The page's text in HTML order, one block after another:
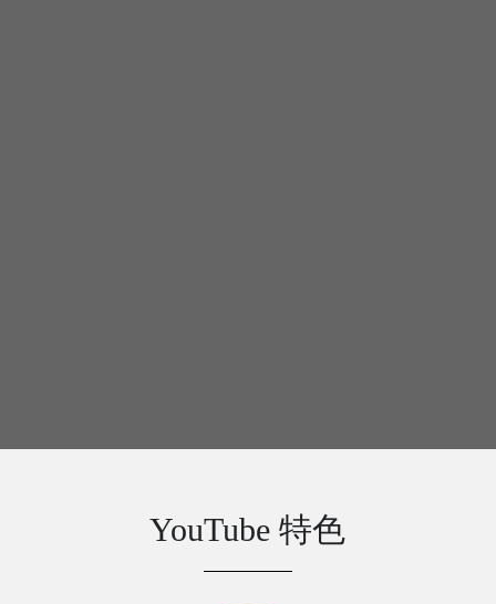
YouTube 特色